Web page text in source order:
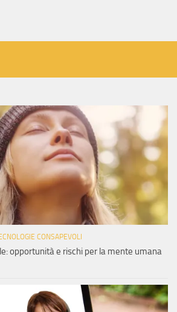
CONSAPEVOLI
opportunità e rischi per la mente umana